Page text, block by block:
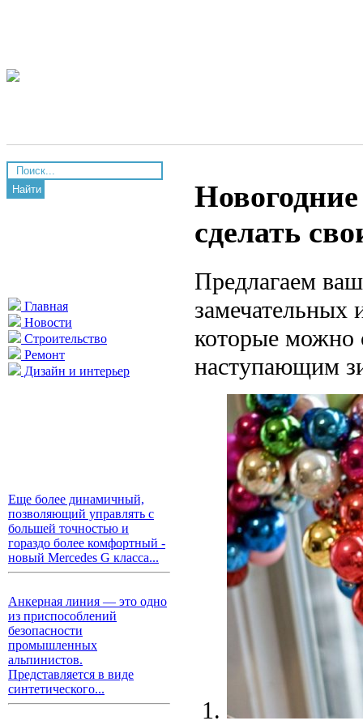
Найти
Главная
Новости
Строительство
Ремонт
Дизайн и интерьер
Еще более динамичный,
позволяющий управлять с
большей точностью и
гораздо более комфортный -
новый Mercedes G класса...
Анкерная линия — это одно
из приспособлений
безопасности
промышленных
альпинистов.
Представляется в виде
синтетического...
сделать
Предлагаем
замечательных
которые можно
наступающим